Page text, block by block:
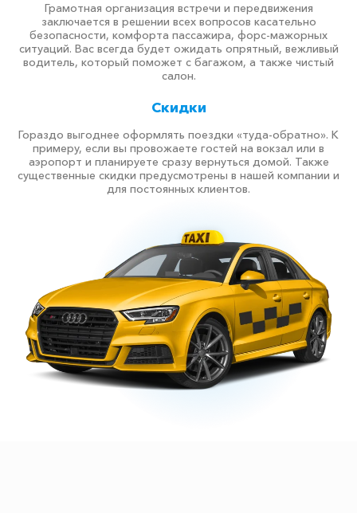
Грамотная организация встречи и передвижения
заключается в решении всех вопросов касательно
безопасности, комфорта пассажира, форс-мажорных
ситуаций. Вас всегда будет ожидать опрятный, вежливый
водитель, который поможет с багажом, а также чистый
салон.
Скидки
Гораздо выгоднее оформлять поездки «туда-обратно». К
примеру, если вы провожаете гостей на вокзал или в
аэропорт и планируете сразу вернуться домой. Также
существенные скидки предусмотрены в нашей компании и
для постоянных клиентов.